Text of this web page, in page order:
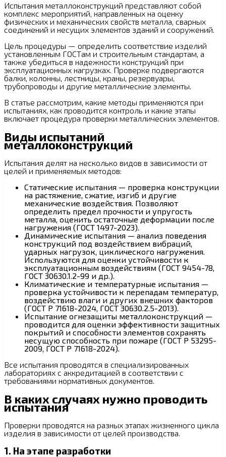
Испытания металлоконструкций представляют собой
комплекс мероприятий, направленных на оценку
физических и механических свойств металла, сварных
соединений и несущих элементов зданий и сооружений.
Цель процедуры — определить соответствие изделий
установленным ГОСТам и строительным стандартам, а
также убедиться в надежности конструкций при
эксплуатационных нагрузках. Проверке подвергаются
балки, колонны, лестницы, краны, резервуары,
трубопроводы и другие металлические элементы.
В статье рассмотрим, какие методы применяются при
испытаниях, как проводится контроль и какие этапы
включает процедура проверки металлических элементов.
Виды испытаний
металлоконструкций
Испытания делят на несколько видов в зависимости от
целей и применяемых методов:
Статические испытания — проверка конструкции
на растяжение, сжатие, изгиб и другие
механические воздействия. Позволяют
определить предел прочности и упругость
металла, оценить остаточные деформации после
нагружения (ГОСТ 1497-2023).
Динамические испытания — анализ поведения
конструкций под воздействием вибраций,
ударных нагрузок, циклического нагружения.
Используются для оценки устойчивости к
эксплуатационным воздействиям (ГОСТ 9454-78,
ГОСТ 30630.1.2-99 и др.).
Климатические и температурные испытания —
проверка устойчивости к перепадам температур,
воздействию влаги и других внешних факторов
(ГОСТ Р 71618-2024, ГОСТ 30630.2.5-2013).
Испытание огнезащиты металлоконструкций —
проводится для оценки эффективности защитных
покрытий и способности элементов сохранять
несущую способность при пожаре (ГОСТ Р 53295-
2009, ГОСТ Р 71618-2024).
Все испытания проводятся в специализированных
лабораториях с аккредитацией в соответствии с
требованиями нормативных документов.
В каких случаях нужно проводить
испытания
Проверки проводятся на разных этапах жизненного цикла
изделия в зависимости от целей производства.
1. На этапе разработки